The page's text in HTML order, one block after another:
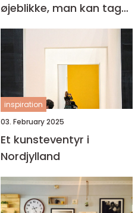
øjeblikke, man kan tage
med sig for evigt
inspiration
03. February 2025
Et kunsteventyr i
Nordjylland